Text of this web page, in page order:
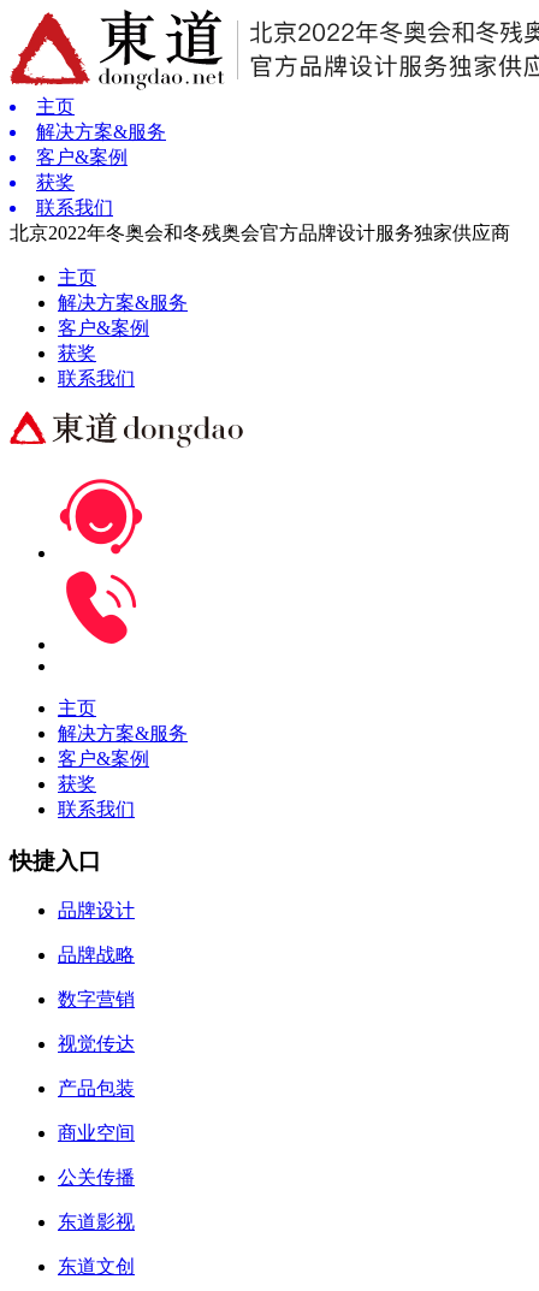
主页
解决方案&服务
客户&案例
获奖
联系我们
北京2022年冬奥会和冬残奥会官方品牌设计服务独家供应商
主页
解决方案&服务
客户&案例
获奖
联系我们
主页
解决方案&服务
客户&案例
获奖
联系我们
快捷入口
品牌设计
品牌战略
数字营销
视觉传达
产品包装
商业空间
公关传播
东道影视
东道文创